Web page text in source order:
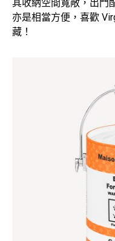
其收納空間寬敞，出門
亦是相當方便，喜歡
藏！